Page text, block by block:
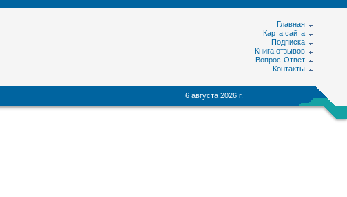
Главная
Карта сайта
Подписка
Книга отзывов
Вопрос-Ответ
Контакты
6 августа 2026 г.